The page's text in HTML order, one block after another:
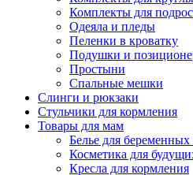
Комплекты для
Одеяла и пледы
Пеленки в кроватку
Подушки и
Простыни
Спальные мешки
Слинги и рюкзаки
Стульчики для кормления
Товары для мам
Белье для
Косметика для
Кресла для кормления